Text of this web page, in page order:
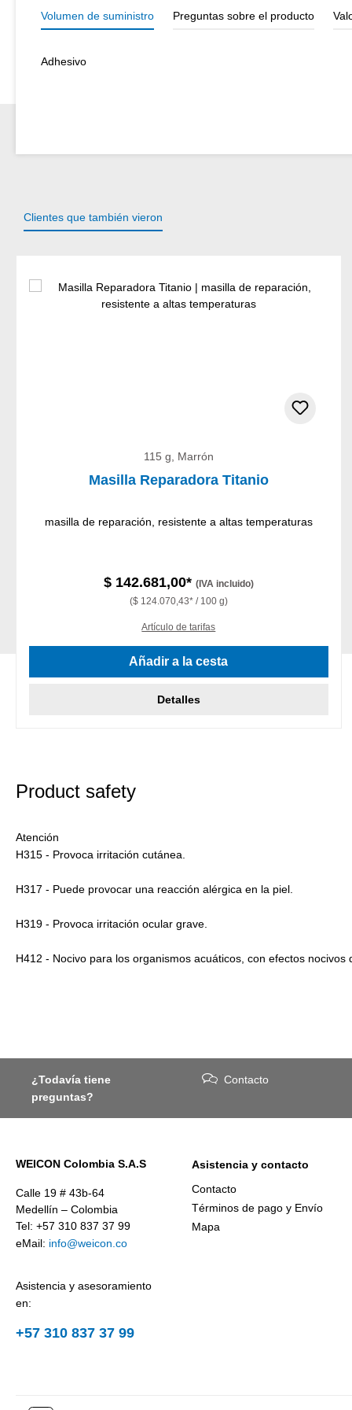
Volumen de suministro Preguntas sobre el producto
Adhesivo
Clientes que también vieron
115 g, Marrón
Masilla Reparadora Titanio
masilla de reparación, resistente a altas temperaturas
$ 142.681,00* (IVA incluido)
($ 124.070,43* / 100 g)
Artículo de tarifas
Añadir a la cesta
Detalles
Product safety
Atención
H315 - Provoca irritación cutánea.
H317 - Puede provocar una reacción alérgica en la piel.
H319 - Provoca irritación ocular grave.
H412 - Nocivo para los organismos acuáticos, con efectos nocivos
¿Todavía tiene
preguntas?
Contacto
WEICON Colombia S.A.S
Calle 19 # 43b-64
Medellín – Colombia
Tel: +57 310 837 37 99
eMail: info@weicon.co
Asistencia y asesoramiento
en:
+57 310 837 37 99
Asistencia y contacto
Contacto
Términos de pago y Envío
Mapa